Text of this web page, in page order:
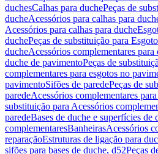
duchesCalhas para duchePeças de
ducheAcessórios para calhas para
Acessórios para calhas para duche
duchePeças de substituição para
ducheAcessórios complementares
duche de pavimentoPeças de
complementares para esgotos no
pavimentoSifões de paredePeças de
paredeAcessórios complementares
substituição para Acessórios
paredeBases de duche e superfícies de
complementaresBanheirasAcessórios
reparaçãoEstruturas de ligação para
sifões para bases de duche, d52Peças